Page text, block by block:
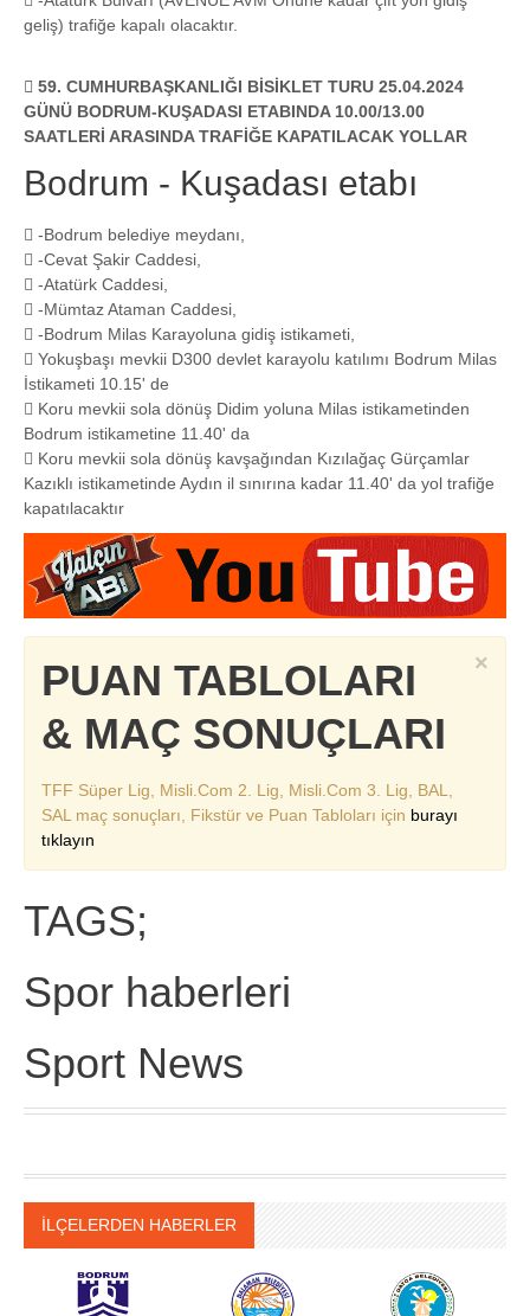
geliş) trafiğe kapalı olacaktır.
 59. CUMHURBAŞKANLIĞI BİSİKLET TURU 25.04.2024
GÜNÜ BODRUM-KUŞADASI ETABINDA 10.00/13.00
SAATLERİ ARASINDA TRAFİĞE KAPATILACAK YOLLAR
Bodrum - Kuşadası etabı
 -Bodrum belediye meydanı,
 -Cevat Şakir Caddesi,
 -Atatürk Caddesi,
 -Mümtaz Ataman Caddesi,
 -Bodrum Milas Karayoluna gidiş istikameti,
 Yokuşbaşı mevkii D300 devlet karayolu katılımı Bodrum Milas
İstikameti 10.15' de
 Koru mevkii sola dönüş Didim yoluna Milas istikametinden
Bodrum istikametine 11.40' da
 Koru mevkii sola dönüş kavşağından Kızılağaç Gürçamlar
Kazıklı istikametinde Aydın il sınırına kadar 11.40' da yol trafiğe
kapatılacaktır
×
PUAN TABLOLARI
& MAÇ SONUÇLARI
TFF Süper Lig, Misli.Com 2. Lig, Misli.Com 3. Lig, BAL,
SAL maç sonuçları, Fikstür ve Puan Tabloları için burayı
tıklayın
TAGS;
Spor haberleri
Sport News
İLÇELERDEN HABERLER